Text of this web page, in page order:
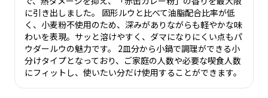
に引き出しました。 固形ルウと比べて油脂配合比率が低
く、小麦粉不使用のため、深みがありながらも軽やかな味
わいを表現。サッと溶けやすく、ダマになりにくい点もパ
ウダールウの魅力です。 2皿分から小鍋で調理ができる小
分けタイプとなっており、ご家庭の人数や必要な喫食人数
にフィットし、使いたい分だけ使用することができます。